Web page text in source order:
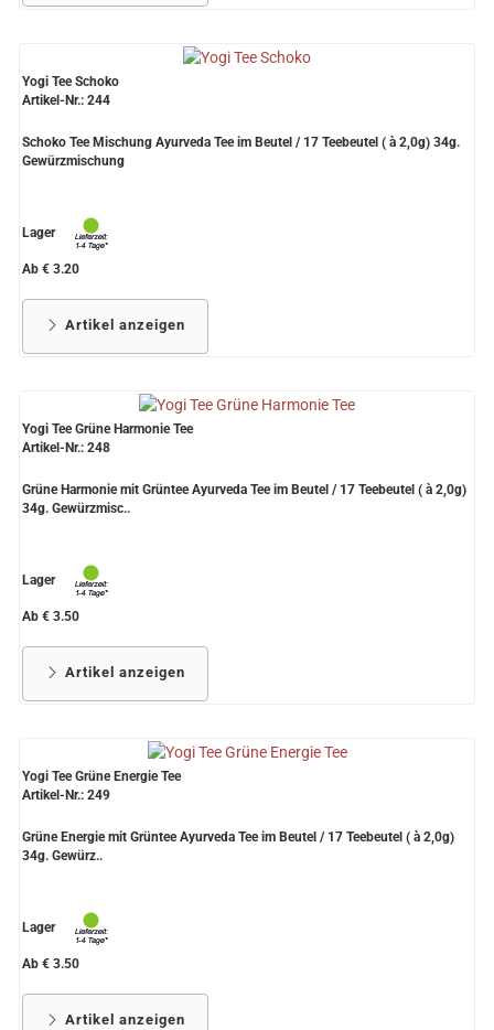
Yogi Tee Schoko
Artikel-Nr.: 244
Schoko Tee Mischung Ayurveda Tee im Beutel / 17 Teebeutel ( à 2,0g) 34g.
Gewürzmischung
Lager
Ab € 3.20
Artikel anzeigen
Yogi Tee Grüne Harmonie Tee
Artikel-Nr.: 248
Grüne Harmonie mit Grüntee Ayurveda Tee im Beutel / 17 Teebeutel ( à 2,0g)
34g. Gewürzmisc..
Lager
Ab € 3.50
Artikel anzeigen
Yogi Tee Grüne Energie Tee
Artikel-Nr.: 249
Grüne Energie mit Grüntee Ayurveda Tee im Beutel / 17 Teebeutel ( à 2,0g)
34g. Gewürz..
Lager
Ab € 3.50
Artikel anzeigen